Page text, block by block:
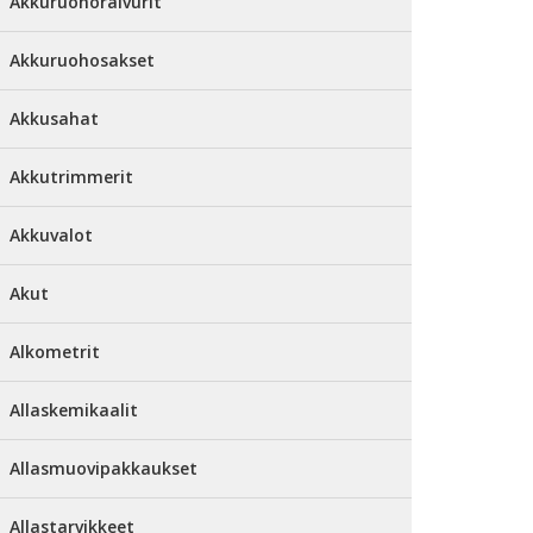
Akkuruohosakset
Akkusahat
Akkutrimmerit
Akkuvalot
Akut
Alkometrit
Allaskemikaalit
Allasmuovipakkaukset
Allastarvikkeet